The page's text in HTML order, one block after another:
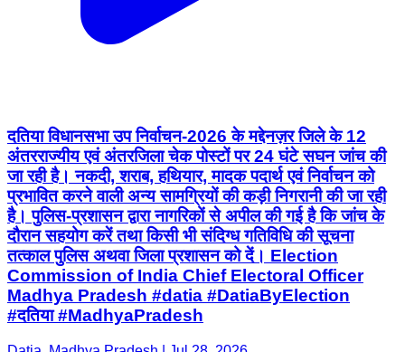
दतिया विधानसभा उप निर्वाचन-2026 के मद्देनज़र जिले के 12
अंतरराज्यीय एवं अंतरजिला चेक पोस्टों पर 24 घंटे सघन जांच की
जा रही है। नकदी, शराब, हथियार, मादक पदार्थ एवं निर्वाचन को
प्रभावित करने वाली अन्य सामग्रियों की कड़ी निगरानी की जा रही
है। पुलिस-प्रशासन द्वारा नागरिकों से अपील की गई है कि जांच के
दौरान सहयोग करें तथा किसी भी संदिग्ध गतिविधि की सूचना
तत्काल पुलिस अथवा जिला प्रशासन को दें। Election
Commission of India Chief Electoral Officer
Madhya Pradesh #datia #DatiaByElection
#दतिया #MadhyaPradesh